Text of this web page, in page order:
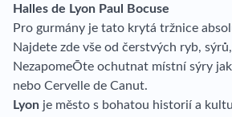
Halles de Lyon Paul Bocuse
Pro gurmány je tato krytá tržnice
Najdete zde vše od čerstvých ryb,
NezapomeŌte ochutnat místní sýry
nebo Cervelle de Canut.
Lyon je město s bohatou historií a